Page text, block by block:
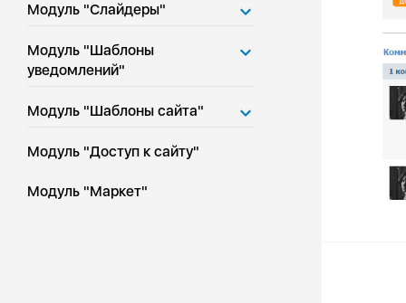
Модуль "Слайдеры"
Модуль "Шаблоны
уведомлений"
Модуль "Шаблоны сайта"
Модуль "Доступ к сайту"
Модуль "Маркет"